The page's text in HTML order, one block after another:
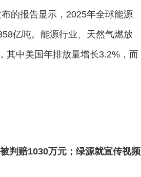
的报告显示，2025年全球能源
亿吨。能源行业、天然气燃放
其中美国年排放量增长3.2%，而
判赔1030万元；绿源就宣传视频